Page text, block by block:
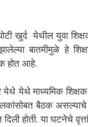
घोटी खुर्द येथील
बातमीमुळे हे
होत आहे.
येथे येथे माध्यमिक
बैठक
दिली होती. या घटनेचे